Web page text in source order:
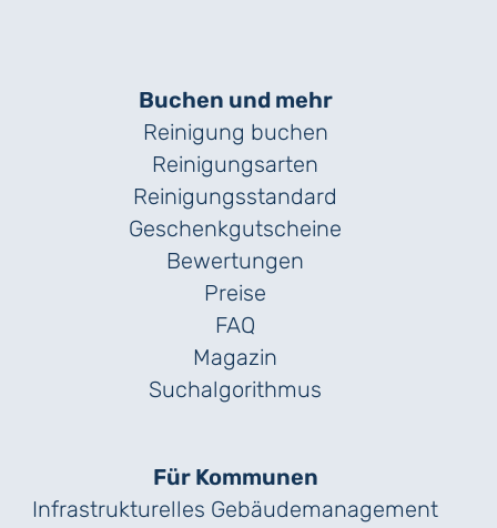
Buchen und mehr
Reinigung buchen
Reinigungsarten
Reinigungs­standard
Geschenk­gutscheine
Bewertungen
Preise
FAQ
Magazin
Suchalgorithmus
Für Kommunen
Infrastrukturelles Gebäude­management